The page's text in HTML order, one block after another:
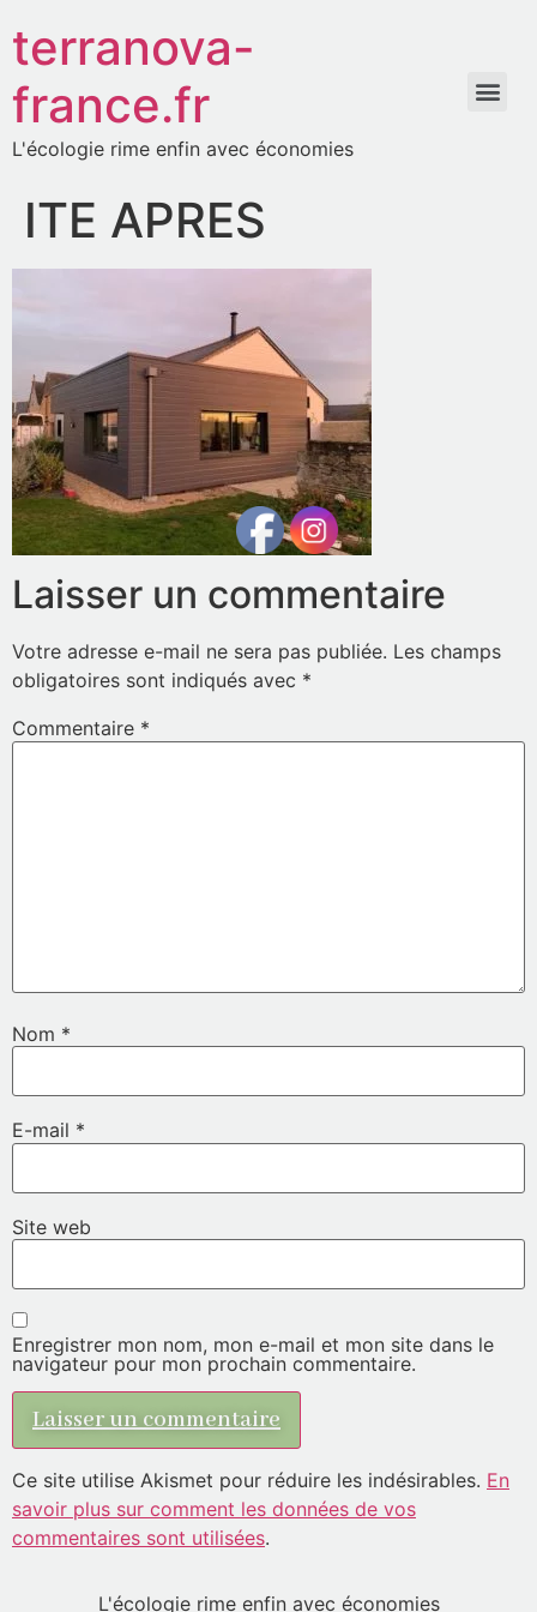
terranova-
france.fr
L'écologie rime enfin avec économies
ITE APRES
Laisser un commentaire
Votre adresse e-mail ne sera pas publiée. Les champs
obligatoires sont indiqués avec *
Commentaire *
Nom *
E-mail *
Site web
Enregistrer mon nom, mon e-mail et mon site dans le
navigateur pour mon prochain commentaire.
Ce site utilise Akismet pour réduire les indésirables. En
savoir plus sur comment les données de vos
commentaires sont utilisées.
L'écologie rime enfin avec économies